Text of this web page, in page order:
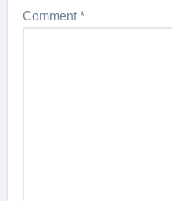
Comment*